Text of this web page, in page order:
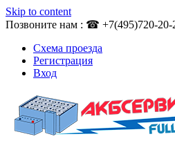
Skip to content
Позвоните нам : ☎ +7(495)720-
Схема проезда
Регистрация
Вход